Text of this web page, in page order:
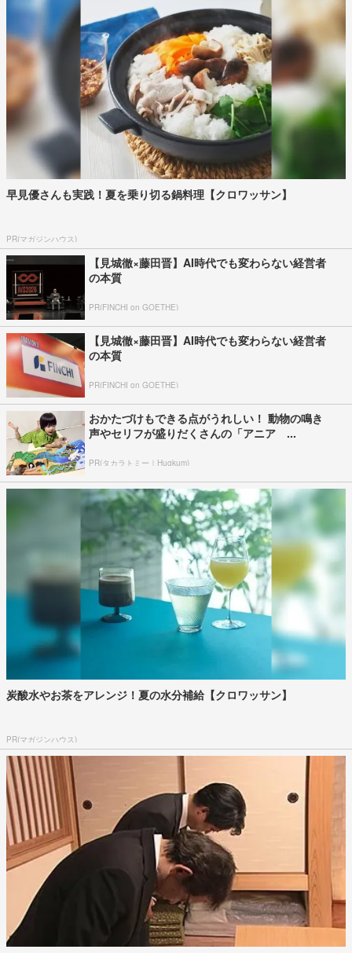
早見優さんも実践！夏を乗り切る鍋料理【クロワッサン】
PR(マガジンハウス)
【見城徹×藤田晋】AI時代でも変わらない経営者
の本質
PR(FINCHI on GOETHE)
【見城徹×藤田晋】AI時代でも変わらない経営者
の本質
PR(FINCHI on GOETHE)
おかたづけもできる点がうれしい！ 動物の鳴き
声やセリフが盛りだくさんの「アニア ...
PR(タカラトミー｜Hugkum)
炭酸水やお茶をアレンジ！夏の水分補給【クロワッサン】
PR(マガジンハウス)